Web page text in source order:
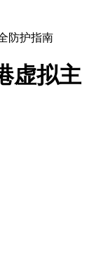
防护指南
虚拟主